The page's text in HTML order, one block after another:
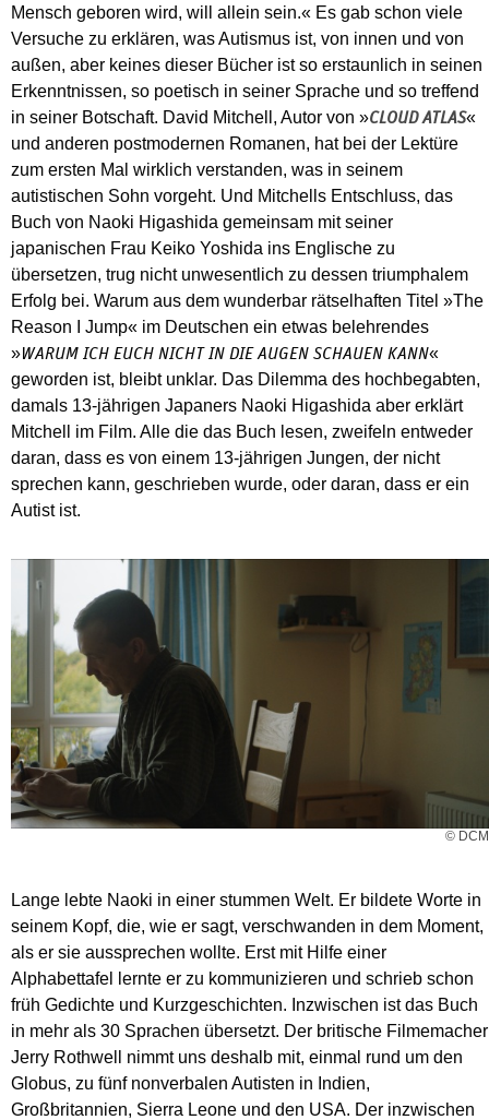
Mensch geboren wird, will allein sein.« Es gab schon viele
Versuche zu erklären, was Autismus ist, von innen und von
außen, aber keines dieser Bücher ist so erstaunlich in seinen
Erkenntnissen, so poetisch in seiner Sprache und so treffend
in seiner Botschaft. David Mitchell, Autor von »CLOUD ATLAS«
und anderen postmodernen Romanen, hat bei der Lektüre
zum ersten Mal wirklich verstanden, was in seinem
autistischen Sohn vorgeht. Und Mitchells Entschluss, das
Buch von Naoki Higashida gemeinsam mit seiner
japanischen Frau Keiko Yoshida ins Englische zu
übersetzen, trug nicht unwesentlich zu dessen triumphalem
Erfolg bei. Warum aus dem wunderbar rätselhaften Titel »The
Reason I Jump« im Deutschen ein etwas belehrendes
»WARUM ICH EUCH NICHT IN DIE AUGEN SCHAUEN KANN«
geworden ist, bleibt unklar. Das Dilemma des hochbegabten,
damals 13-jährigen Japaners Naoki Higashida aber erklärt
Mitchell im Film. Alle die das Buch lesen, zweifeln entweder
daran, dass es von einem 13-jährigen Jungen, der nicht
sprechen kann, geschrieben wurde, oder daran, dass er ein
Autist ist.
© DCM
Lange lebte Naoki in einer stummen Welt. Er bildete Worte in
seinem Kopf, die, wie er sagt, verschwanden in dem Moment,
als er sie aussprechen wollte. Erst mit Hilfe einer
Alphabettafel lernte er zu kommunizieren und schrieb schon
früh Gedichte und Kurzgeschichten. Inzwischen ist das Buch
in mehr als 30 Sprachen übersetzt. Der britische Filmemacher
Jerry Rothwell nimmt uns deshalb mit, einmal rund um den
Globus, zu fünf nonverbalen Autisten in Indien,
Großbritannien, Sierra Leone und den USA. Der inzwischen